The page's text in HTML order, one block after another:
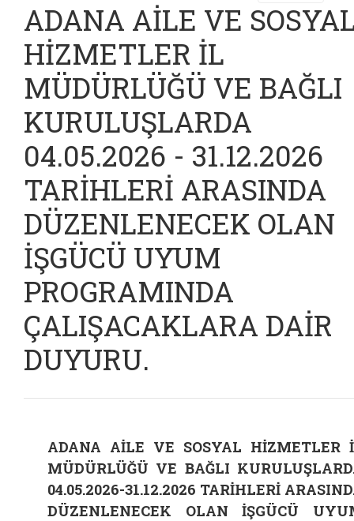
ADANA AİLE VE
HİZMETLER İL
MÜDÜRLÜĞÜ VE BAĞLI
KURULUŞLARDA
04.05.2026 - 31.12.2026
TARİHLERİ ARASINDA
DÜZENLENECEK OLAN
İŞGÜCÜ UYUM
PROGRAMINDA
ÇALIŞACAKLARA DAİR
DUYURU.
ADANA AİLE VE SOSYAL HİZMETLER
MÜDÜRLÜĞÜ VE BAĞLI
04.05.2026-31.12.2026 TARİHLERİ
DÜZENLENECEK OLAN İŞGÜCÜ